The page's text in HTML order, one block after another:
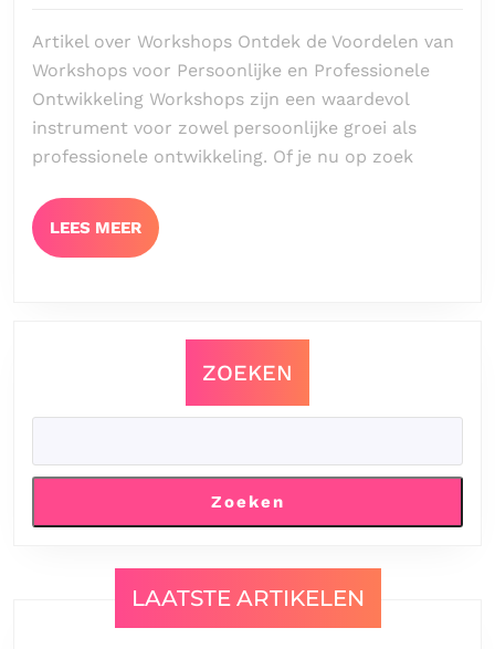
Artikel over Workshops Ontdek de Voordelen van
Workshops voor Persoonlijke en Professionele
Ontwikkeling Workshops zijn een waardevol
instrument voor zowel persoonlijke groei als
professionele ontwikkeling. Of je nu op zoek
LEES MEERLEES
MEER
ZOEKEN
Zoeken
LAATSTE ARTIKELEN